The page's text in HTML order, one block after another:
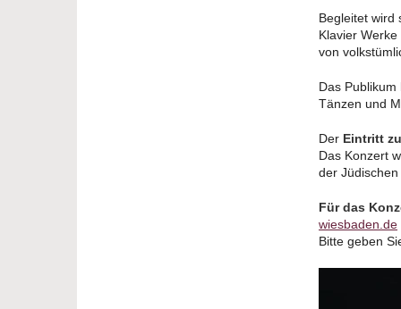
Begleitet wird
Klavier
von
Das
Tänzen und
Der Eintritt
Das Konzert
der
Für das
wiesbaden.de
Bitte geben